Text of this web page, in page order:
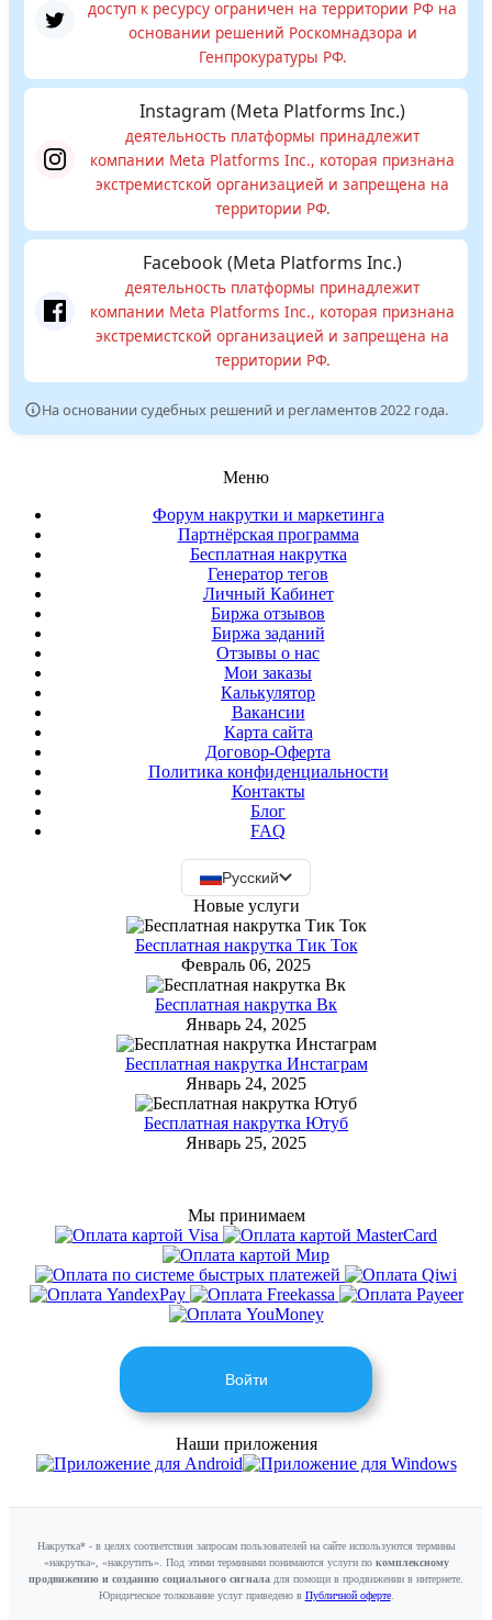
доступ к ресурсу ограничен на территории РФ на
основании решений Роскомнадзора и
Генпрокуратуры РФ.
Instagram (Meta Platforms Inc.)
деятельность платформы принадлежит
компании Meta Platforms Inc., которая признана
экстремистской организацией и запрещена на
территории РФ.
Facebook (Meta Platforms Inc.)
деятельность платформы принадлежит
компании Meta Platforms Inc., которая признана
экстремистской организацией и запрещена на
территории РФ.
На основании судебных решений и регламентов 2022 года.
Меню
Форум накрутки и маркетинга
Партнёрская программа
Бесплатная накрутка
Генератор тегов
Личный Кабинет
Биржа отзывов
Биржа заданий
Отзывы о нас
Мои заказы
Калькулятор
Вакансии
Карта сайта
Договор-Оферта
Политика конфиденциальности
Контакты
Блог
FAQ
Русский
Новые услуги
Бесплатная накрутка Тик Ток
Февраль 06, 2025
Бесплатная накрутка Вк
Январь 24, 2025
Бесплатная накрутка Инстаграм
Январь 24, 2025
Бесплатная накрутка Ютуб
Январь 25, 2025
Мы принимаем
Войти
Наши приложения
Накрутка* - в целях соответствия запросам пользователей на сайте используются термины
«накрутка», «накрутить». Под этими терминами понимаются услуги по комплексному
продвижению и созданию социального сигнала для помощи в продвижении в интернете.
Юридическое толкование услуг приведено в Публичной оферте.